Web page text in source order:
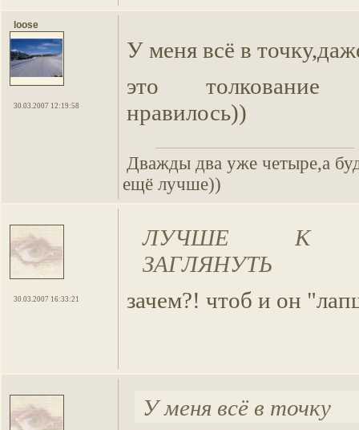
loose
30.03.2007 12:19:58
У меня всё в
это толкование
нравилось))
Дважды два уже четыре,а
ещё лучше))
30.03.2007 16:33:21
ЛУЧШЕ К
ЗАГЛЯНУТЬ
зачем?! чтоб и он
У меня всё в точку